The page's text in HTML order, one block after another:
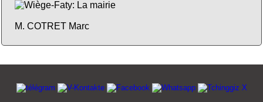
M. COTRET Marc